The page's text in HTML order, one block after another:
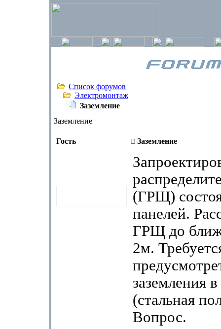
Список форумов
Электромонтаж
Заземление
Заземление
Гость Заземление
(ГРЩ)
панелей.
ГРЩ до
2м.
заземления
(стальная
Вопрос.